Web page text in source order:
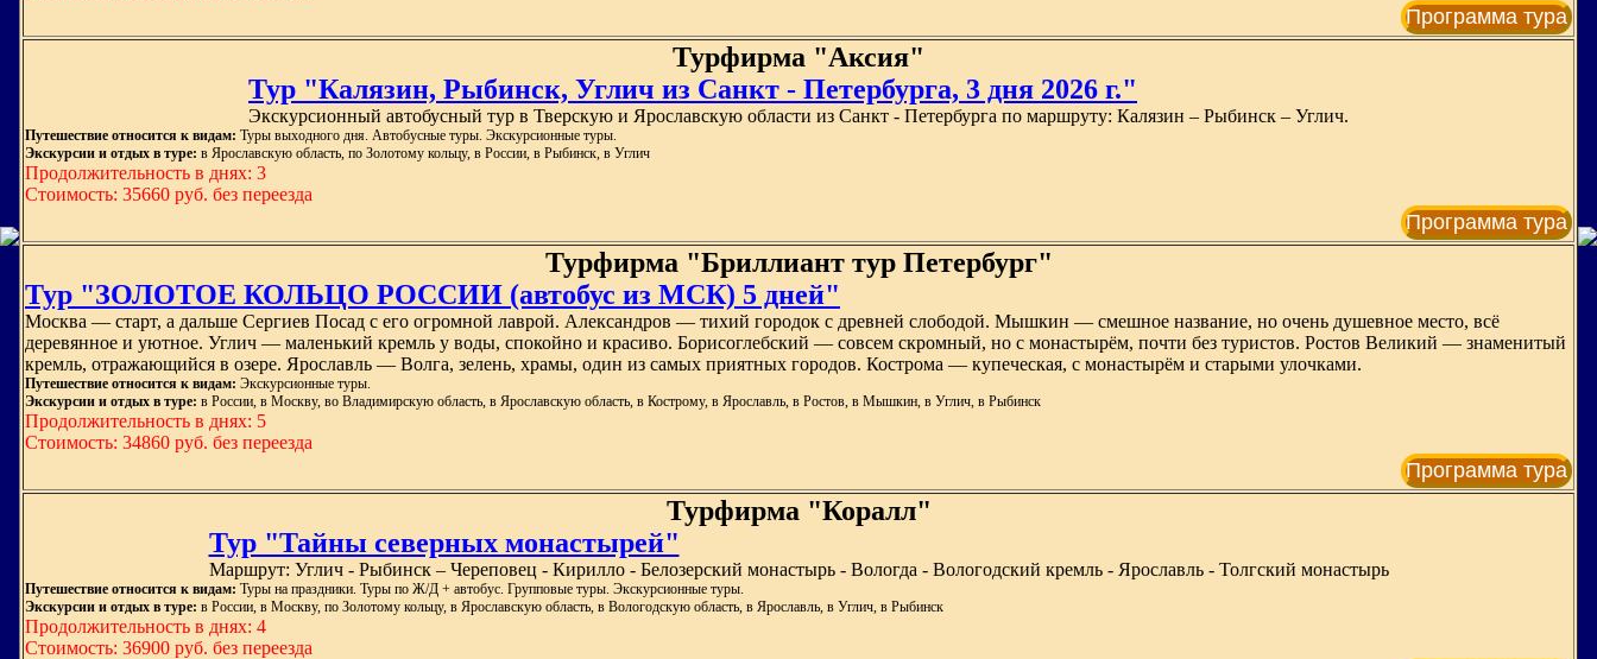
Программа тура
Турфирма "Аксия"
Тур "Калязин, Рыбинск, Углич из Санкт - Петербурга, 3 дня 2026 г."
Экскурсионный автобусный тур в Тверскую и Ярославскую области из Санкт - Петербурга по маршруту: Калязин – Рыбинск – Углич.
Путешествие относится к видам: Туры выходного дня. Автобусные туры. Экскурсионные туры.
Экскурсии и отдых в туре: в Ярославскую область, по Золотому кольцу, в России, в Рыбинск, в Углич
Продолжительность в днях: 3
Стоимость: 35660 руб. без переезда
Программа тура
Турфирма "Бриллиант тур Петербург"
Тур "ЗОЛОТОЕ КОЛЬЦО РОССИИ (автобус из МСК) 5 дней"
Москва — старт, а дальше Сергиев Посад с его огромной лаврой. Александров — тихий городок с древней слободой. Мышкин — смешное название, но очень душевное место, всё
деревянное и уютное. Углич — маленький кремль у воды, спокойно и красиво. Борисоглебский — совсем скромный, но с монастырём, почти без туристов. Ростов Великий — знаменитый
кремль, отражающийся в озере. Ярославль — Волга, зелень, храмы, один из самых приятных городов. Кострома — купеческая, с монастырём и старыми улочками.
Путешествие относится к видам: Экскурсионные туры.
Экскурсии и отдых в туре: в России, в Москву, во Владимирскую область, в Ярославскую область, в Кострому, в Ярославль, в Ростов, в Мышкин, в Углич, в Рыбинск
Продолжительность в днях: 5
Стоимость: 34860 руб. без переезда
Программа тура
Турфирма "Коралл"
Тур "Тайны северных монастырей"
Маршрут: Углич - Рыбинск – Череповец - Кирилло - Белозерский монастырь - Вологда - Вологодский кремль - Ярославль - Толгский монастырь
Путешествие относится к видам: Туры на праздники. Туры по Ж/Д + автобус. Групповые туры. Экскурсионные туры.
Экскурсии и отдых в туре: в России, в Москву, по Золотому кольцу, в Ярославскую область, в Вологодскую область, в Ярославль, в Углич, в Рыбинск
Продолжительность в днях: 4
Стоимость: 36900 руб. без переезда